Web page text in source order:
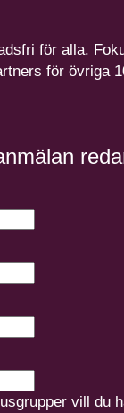
för alla.
för övriga
vill du